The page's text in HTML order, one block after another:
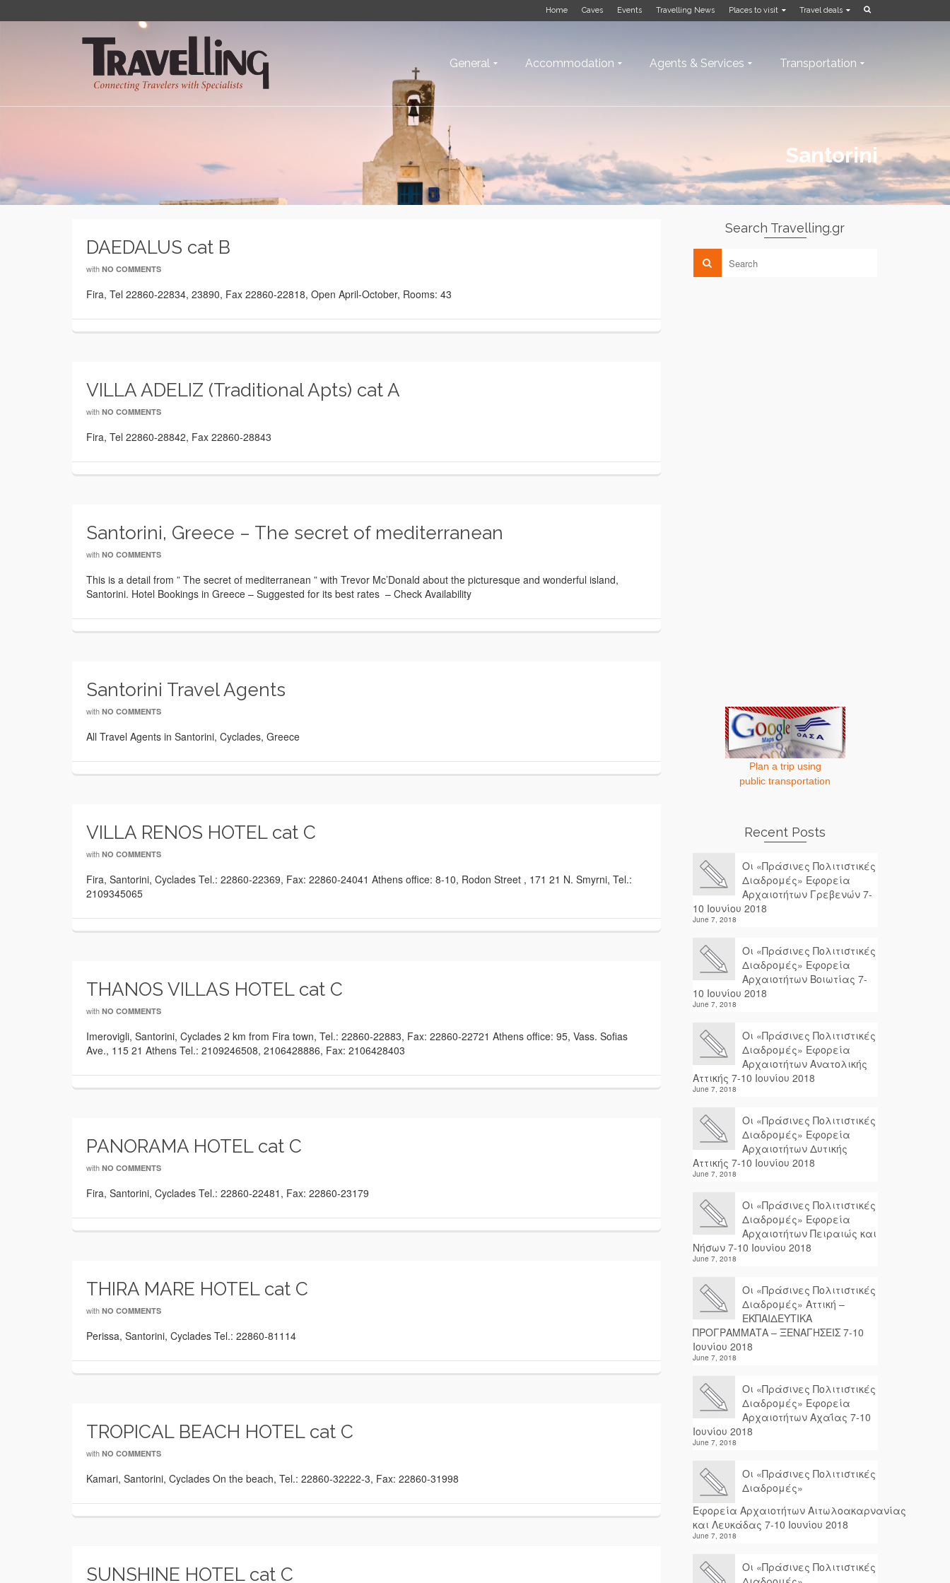
Home Caves Events Travelling News Places to visit Travel deals
General Accommodation Agents & Services Transportation
Santorini
DAEDALUS cat B
with NO COMMENTS
Fira, Tel 22860-22834, 23890, Fax 22860-22818, Open April-October, Rooms: 43
VILLA ADELIZ (Traditional Apts) cat A
with NO COMMENTS
Fira, Tel 22860-28842, Fax 22860-28843
Santorini, Greece – The secret of mediterranean
with NO COMMENTS
This is a detail from ” The secret of mediterranean ” with Trevor Mc’Donald about the picturesque and wonderful island,
Santorini. Hotel Bookings in Greece – Suggested for its best rates – Check Availability
Santorini Travel Agents
with NO COMMENTS
All Travel Agents in Santorini, Cyclades, Greece
VILLA RENOS HOTEL cat C
with NO COMMENTS
Fira, Santorini, Cyclades Tel.: 22860-22369, Fax: 22860-24041 Athens office: 8-10, Rodon Street , 171 21 N. Smyrni, Tel.:
2109345065
THANOS VILLAS HOTEL cat C
with NO COMMENTS
Imerovigli, Santorini, Cyclades 2 km from Fira town, Tel.: 22860-22883, Fax: 22860-22721 Athens office: 95, Vass. Sofias
Ave., 115 21 Athens Tel.: 2109246508, 2106428886, Fax: 2106428403
PANORAMA HOTEL cat C
with NO COMMENTS
Fira, Santorini, Cyclades Tel.: 22860-22481, Fax: 22860-23179
THIRA MARE HOTEL cat C
with NO COMMENTS
Perissa, Santorini, Cyclades Tel.: 22860-81114
TROPICAL BEACH HOTEL cat C
with NO COMMENTS
Kamari, Santorini, Cyclades On the beach, Tel.: 22860-32222-3, Fax: 22860-31998
SUNSHINE HOTEL cat C
Search Travelling.gr
Plan a trip using
public transportation
Recent Posts
Οι «Πράσινες Πολιτιστικές
Διαδρομές» Εφορεία
Αρχαιοτήτων Γρεβενών 7-
10 Ιουνίου 2018
June 7, 2018
Οι «Πράσινες Πολιτιστικές
Διαδρομές» Εφορεία
Αρχαιοτήτων Βοιωτίας 7-
10 Ιουνίου 2018
June 7, 2018
Οι «Πράσινες Πολιτιστικές
Διαδρομές» Εφορεία
Αρχαιοτήτων Ανατολικής
Αττικής 7-10 Ιουνίου 2018
June 7, 2018
Οι «Πράσινες Πολιτιστικές
Διαδρομές» Εφορεία
Αρχαιοτήτων Δυτικής
Αττικής 7-10 Ιουνίου 2018
June 7, 2018
Οι «Πράσινες Πολιτιστικές
Διαδρομές» Εφορεία
Αρχαιοτήτων Πειραιώς και
Νήσων 7-10 Ιουνίου 2018
June 7, 2018
Οι «Πράσινες Πολιτιστικές
Διαδρομές» Αττική –
ΕΚΠΑΙΔΕΥΤΙΚΑ
ΠΡΟΓΡΑΜΜΑΤΑ – ΞΕΝΑΓΗΣΕΙΣ 7-10
Ιουνίου 2018
June 7, 2018
Οι «Πράσινες Πολιτιστικές
Διαδρομές» Εφορεία
Αρχαιοτήτων Αχαΐας 7-10
Ιουνίου 2018
June 7, 2018
Οι «Πράσινες Πολιτιστικές
Διαδρομές»
Εφορεία Αρχαιοτήτων Αιτωλοακαρνανίας
και Λευκάδας 7-10 Ιουνίου 2018
June 7, 2018
Οι «Πράσινες Πολιτιστικές